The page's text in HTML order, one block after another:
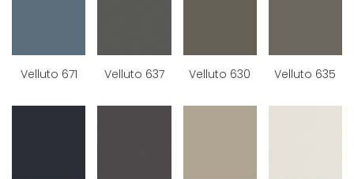
Velluto 671 Velluto 637 Velluto 630 Velluto 635